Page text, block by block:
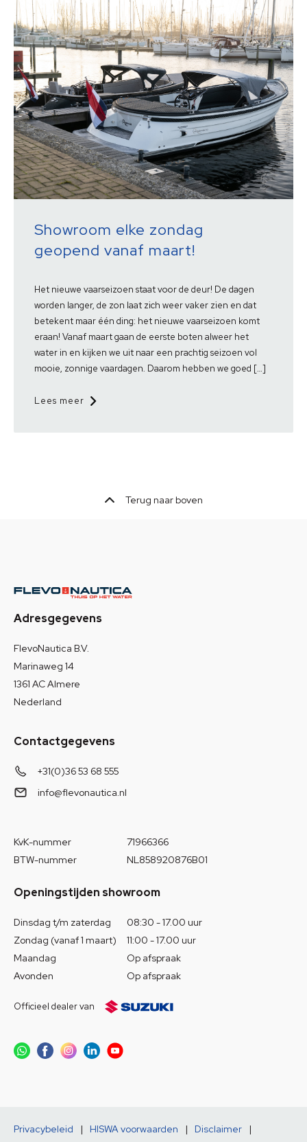
Showroom elke zondag
geopend vanaf maart!
Het nieuwe vaarseizoen staat voor de deur! De dagen
worden langer, de zon laat zich weer vaker zien en dat
betekent maar één ding: het nieuwe vaarseizoen komt
eraan! Vanaf maart gaan de eerste boten alweer het
water in en kijken we uit naar een prachtig seizoen vol
mooie, zonnige vaardagen. Daarom hebben we goed […]
Lees meer
Terug naar boven
Adresgegevens
FlevoNautica B.V.
Marinaweg 14
1361 AC Almere
Nederland
Contactgegevens
+31(0)36 53 68 555
info@flevonautica.nl
KvK-nummer
71966366
BTW-nummer
NL858920876B01
Openingstijden showroom
Dinsdag t/m zaterdag
08:30 - 17.00 uur
Zondag (vanaf 1 maart)
11:00 - 17.00 uur
Maandag
Op afspraak
Avonden
Op afspraak
Officieel dealer van
Privacybeleid | HISWA voorwaarden | Disclaimer
|